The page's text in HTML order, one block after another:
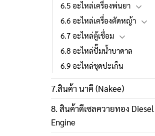
6.5 อะไหล่เครื่องพ่นยา
6.6 อะไหล่เครื่องตัดหญ้า
6.7 อะไหล่ตู้เชื่อม
6.8 อะไหล่ปั๊มน้ำบาดาล
6.9 อะไหล่ชุดปะเก็น
7.สินค้า นาคี (Nakee)
8. สินค้าดีเซลควายทอง Diesel
Engine